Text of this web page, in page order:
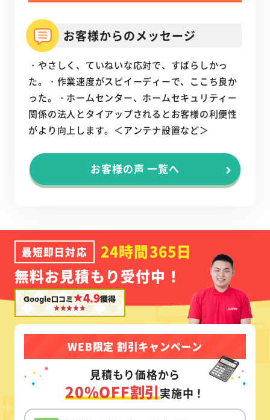
お客様からのメッセージ
・やさしく、ていねいな応対で、すばらしかっ
た。・作業速度がスピイーディーで、ここち良か
った。・ホームセンター、ホームセキュリティー
関係の法人とタイアップされるとお客様の利便性
がより向上します。＜アンテナ設置など＞
お客様の声 一覧へ
最短即日対応
24時間365日
無料お見積もり受付中！
Google口コミ★4.9獲得
WEB限定 割引キャンペーン
見積もり価格から
20%OFF割引実施中！